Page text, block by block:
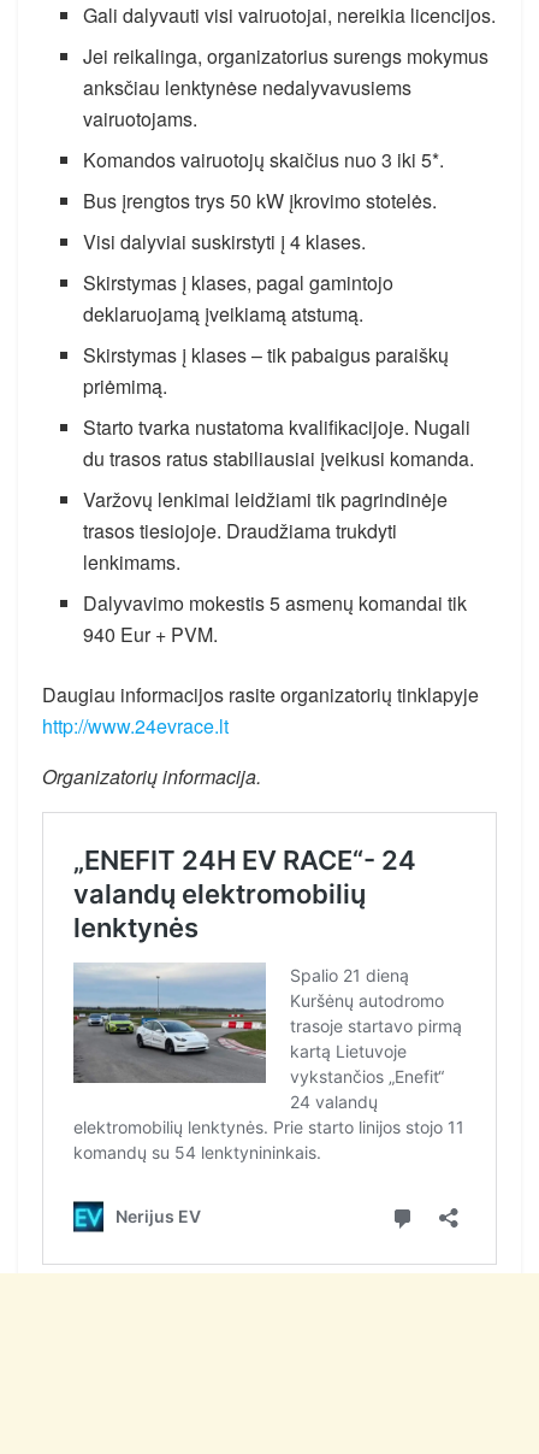
Gali dalyvauti visi vairuotojai, nereikia licencijos.
Jei reikalinga, organizatorius surengs mokymus
anksčiau lenktynėse nedalyvavusiems
vairuotojams.
Komandos vairuotojų skaičius nuo 3 iki 5*.
Bus įrengtos trys 50 kW įkrovimo stotelės.
Visi dalyviai suskirstyti į 4 klases.
Skirstymas į klases, pagal gamintojo
deklaruojamą įveikiamą atstumą.
Skirstymas į klases – tik pabaigus paraiškų
priėmimą.
Starto tvarka nustatoma kvalifikacijoje. Nugali
du trasos ratus stabiliausiai įveikusi komanda.
Varžovų lenkimai leidžiami tik pagrindinėje
trasos tiesiojoje. Draudžiama trukdyti
lenkimams.
Dalyvavimo mokestis 5 asmenų komandai tik
940 Eur + PVM.
Daugiau informacijos rasite organizatorių tinklapyje
http://www.24evrace.lt
Organizatorių informacija.